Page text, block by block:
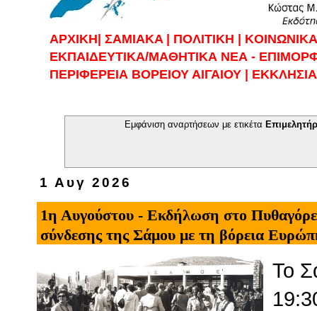
ΑΡΧΙΚΗ| ΣAMIAKA | ΠΟΛΙΤΙΚΗ |
ΕΚΠΑΙΔΕΥΤΙΚΑ/ΜΑΘΗΤΙΚΑ ΝΕΑ -
ΠΕΡΙΦΕΡΕΙΑ ΒΟΡΕΙΟΥ ΑΙΓΑΙΟΥ |
Εμφάνιση αναρτήσεων με ετικέτα
1 Αυγ 2026
1η Αυγούστου - Εκδήλωση στο
σύνδεσης της Σάμου με τη βόρεια
Το